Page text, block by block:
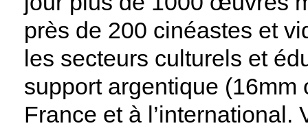
près de 200 cinéastes et
les secteurs culturels et
support argentique
France et à l’international.